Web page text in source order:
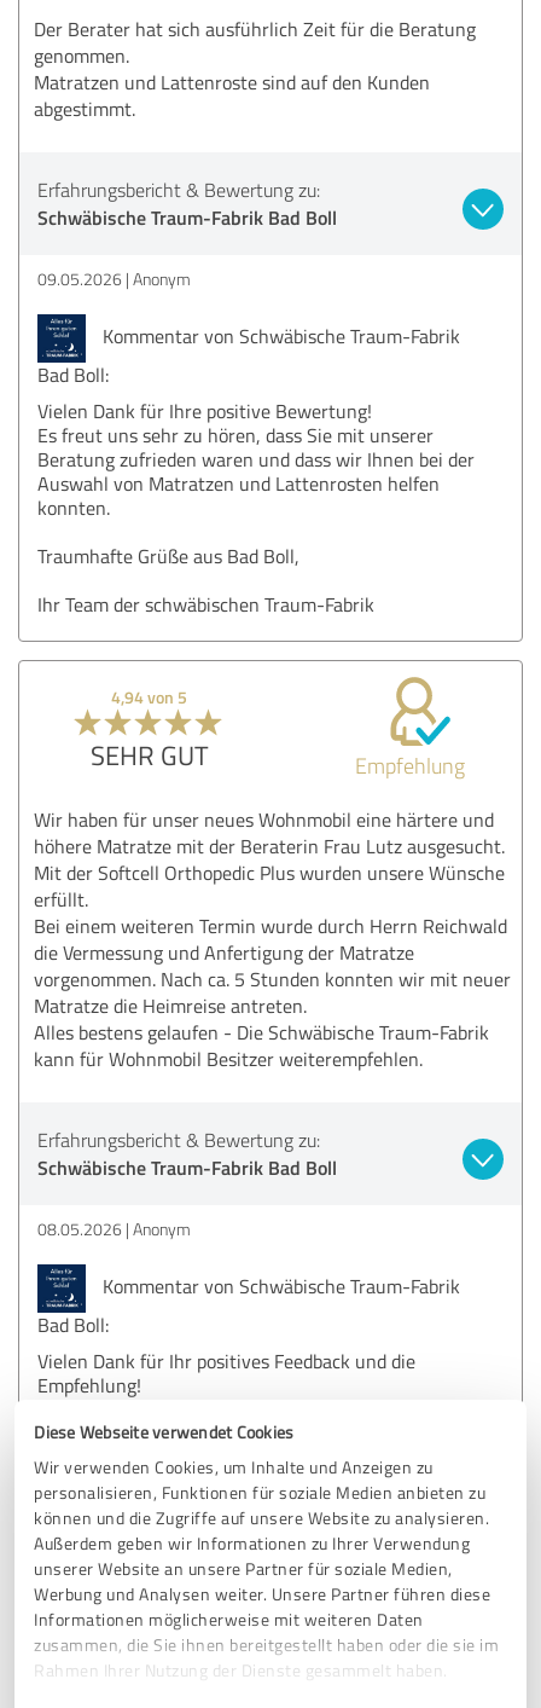
Diese Webseite verwendet Cookies
Wir verwenden Cookies, um Inhalte und Anzeigen zu
personalisieren, Funktionen für soziale Medien anbieten zu
können und die Zugriffe auf unsere Website zu analysieren.
Außerdem geben wir Informationen zu Ihrer Verwendung
unserer Website an unsere Partner für soziale Medien,
Werbung und Analysen weiter. Unsere Partner führen diese
Informationen möglicherweise mit weiteren Daten
zusammen, die Sie ihnen bereitgestellt haben oder die sie im
Rahmen Ihrer Nutzung der Dienste gesammelt haben.
Der Berater hat sich ausführlich Zeit für die Beratung
genommen.
Matratzen und Lattenroste sind auf den Kunden
abgestimmt.
Erfahrungsbericht & Bewertung zu:
Schwäbische Traum-Fabrik Bad Boll
09.05.2026 Anonym
Kommentar von Schwäbische Traum-Fabrik
Bad Boll:
Vielen Dank für Ihre positive Bewertung!
Es freut uns sehr zu hören, dass Sie mit unserer
Beratung zufrieden waren und dass wir Ihnen bei der
Auswahl von Matratzen und Lattenrosten helfen
konnten.
Traumhafte Grüße aus Bad Boll,
Ihr Team der schwäbischen Traum-Fabrik
4,94 von 5
SEHR GUT Empfehlung
Wir haben für unser neues Wohnmobil eine härtere und
höhere Matratze mit der Beraterin Frau Lutz ausgesucht.
Mit der Softcell Orthopedic Plus wurden unsere Wünsche
erfüllt.
Bei einem weiteren Termin wurde durch Herrn Reichwald
die Vermessung und Anfertigung der Matratze
vorgenommen. Nach ca. 5 Stunden konnten wir mit neuer
Matratze die Heimreise antreten.
Alles bestens gelaufen - Die Schwäbische Traum-Fabrik
kann für Wohnmobil Besitzer weiterempfehlen.
Erfahrungsbericht & Bewertung zu:
Schwäbische Traum-Fabrik Bad Boll
08.05.2026 Anonym
Kommentar von Schwäbische Traum-Fabrik
Bad Boll:
Vielen Dank für Ihr positives Feedback und die
Empfehlung!
Matratze und dem gesamten Prozess zufrieden waren.
Ihr Lob an Frau Lutz und Herrn Reichwald geben wir
gern weiter.
Wir hoffen, dass Sie viele angenehme Nächte in Ihrem
Wohnmobil verbringen werden.
Wir wünschen traumhafte Nächte im Wohnmobil!
Ihr Team der schwäbischen Traum-Fabrik